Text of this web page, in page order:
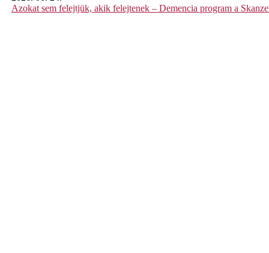
Azokat sem felejtjük, akik felejtenek – Demencia program a